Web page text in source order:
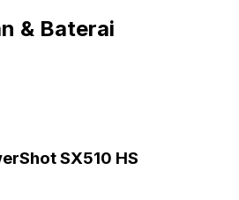
& Baterai
SX510 HS